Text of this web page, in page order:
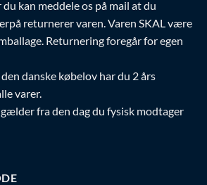
kan meddele os på mail at du
returnerer varen. Varen SKAL være
Returnering foregår for egen
danske købelov har du 2 års
varer.
fra den dag du fysisk modtager